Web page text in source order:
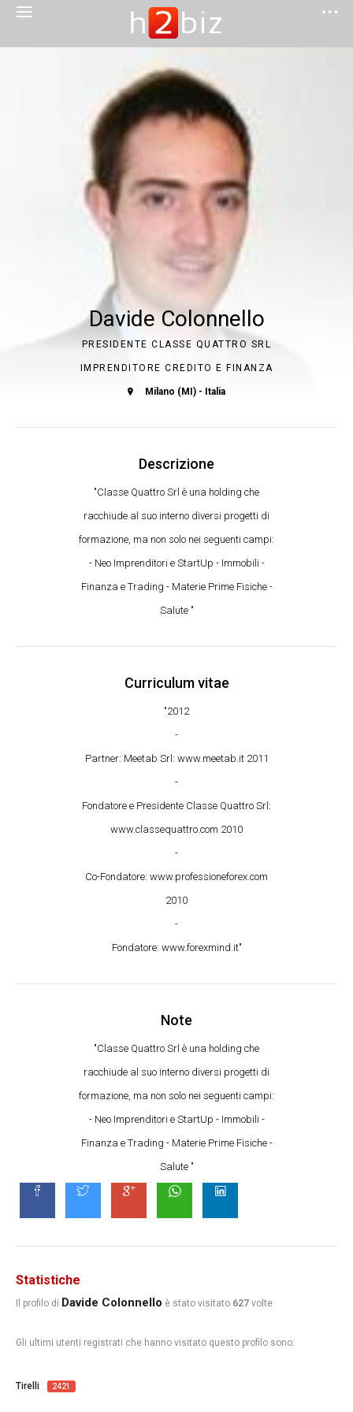
Davide Colonnello
PRESIDENTE CLASSE QUATTRO SRL
IMPRENDITORE CREDITO E FINANZA
Milano (MI) - Italia
Descrizione
"Classe Quattro Srl è una holding che
racchiude al suo interno diversi progetti di
formazione, ma non solo nei seguenti campi:
- Neo Imprenditori e StartUp - Immobili -
Finanza e Trading - Materie Prime Fisiche -
Salute "
Curriculum vitae
"2012
-
Partner: Meetab Srl: www.meetab.it 2011
-
Fondatore e Presidente Classe Quattro Srl:
www.classequattro.com 2010
-
Co-Fondatore: www.professioneforex.com
2010
-
Fondatore: www.forexmind.it"
Note
"Classe Quattro Srl è una holding che
racchiude al suo interno diversi progetti di
formazione, ma non solo nei seguenti campi:
- Neo Imprenditori e StartUp - Immobili -
Finanza e Trading - Materie Prime Fisiche -
Salute "
Statistiche
Il profilo di Davide Colonnello è stato visitato 627 volte
Gli ultimi utenti registrati che hanno visitato questo profilo sono:
Tirelli 2421